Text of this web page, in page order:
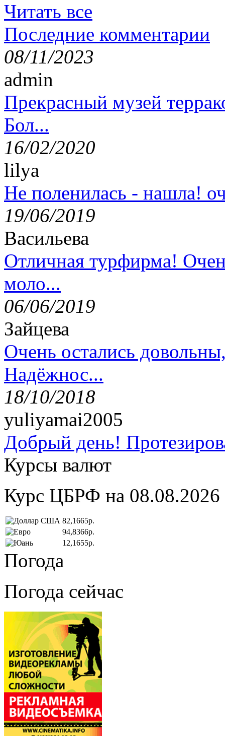
Читать все
Последние комментарии
08/11/2023
admin
Прекрасный музей
Бол...
16/02/2020
lilya
Не поленилась - нашла!
19/06/2019
Васильева
Отличная турфирма!
моло...
06/06/2019
Зайцева
Очень остались
Надёжнос...
18/10/2018
yuliyamai2005
Добрый день!
Курсы валют
Курс ЦБРФ на 08.08.2026
82,1665р.
94,8366р.
12,1655р.
Погода
Погода сейчас